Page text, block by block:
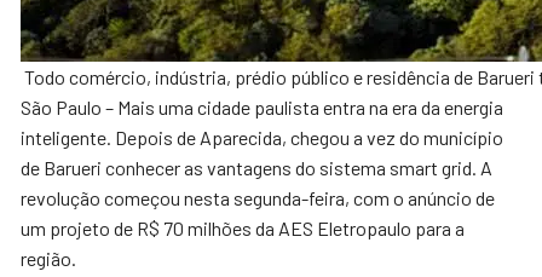
Todo comércio, indústria, prédio público e residência de
São Paulo – Mais uma cidade paulista entra na era da energia
inteligente. Depois de Aparecida, chegou a vez do município
de Barueri conhecer as vantagens do sistema smart grid. A
revolução começou nesta segunda-feira, com o anúncio de
um projeto de R$ 70 milhões da AES Eletropaulo para a
região.